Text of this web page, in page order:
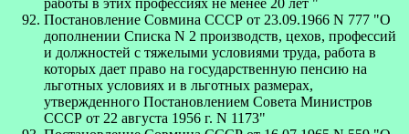
Постановление Совмина СССР от 23.09.1966 N 777 "О
дополнении Списка N 2 производств, цехов, профессий
и должностей с тяжелыми условиями труда, работа в
которых дает право на государственную пенсию на
льготных условиях и в льготных размерах,
утвержденного Постановлением Совета Министров
СССР от 22 августа 1956 г. N 1173"